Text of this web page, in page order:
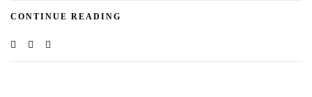
CONTINUE READING